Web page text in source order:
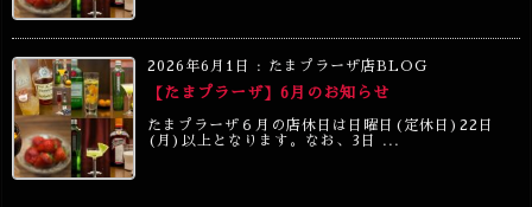
2026年6月1日 : たまプラーザ店BLOG
【たまプラーザ】6月のお知らせ
たまプラーザ６月の店休日は日曜日(定休日)22日
(月)以上となります。なお、3日 ...